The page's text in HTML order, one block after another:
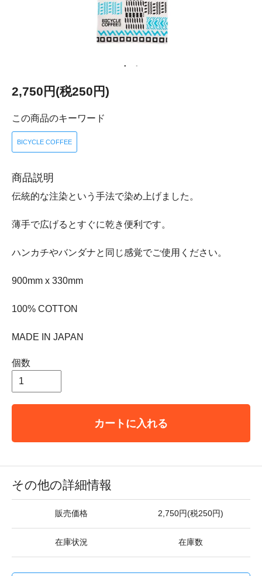
2,750円(税250円)
この商品のキーワード
BICYCLE COFFEE
商品説明
伝統的な注染という手法で染め上げました。
薄手で広げるとすぐに乾き便利です。
ハンカチやバンダナと同じ感覚でご使用ください。
900mm x 330mm
100% COTTON
MADE IN JAPAN
個数
カートに入れる
その他の詳細情報
販売価格 2,750円(税250円)
在庫状況 在庫数